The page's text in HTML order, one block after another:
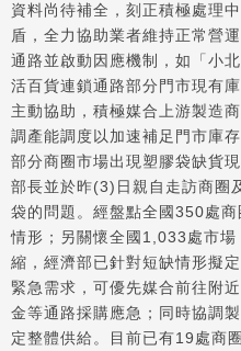
資料尚待補全，刻正積極處理
盾，全力協助業者維持正常營
通路並啟動因應機制，如「小
活百貨連鎖通路部分門市現有
主動協助，積極媒合上游製造
調產能調度以加速補足門市庫
部分商圈市場出現塑膠袋缺貨
部長並於昨(3)日親自走訪商圈
袋的問題。經盤點全國350處
情形；另關懷全國1,033處市
縮，經濟部已針對短缺情形擬
緊急需求，可優先媒合前往附
金等通路採購應急；同時協調
定整體供給。目前已有19處商